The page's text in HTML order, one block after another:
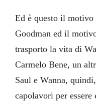
Ed è questo il motivo
Goodman ed il
trasporto la vita di
Carmelo Bene, un
Saul e Wanna,
capolavori per essere